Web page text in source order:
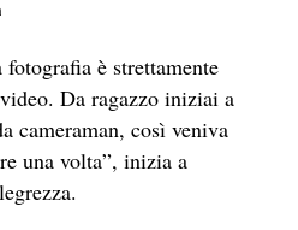
è strettamente
Da ragazzo iniziai a
cameraman, così veniva
una volta”, inizia a